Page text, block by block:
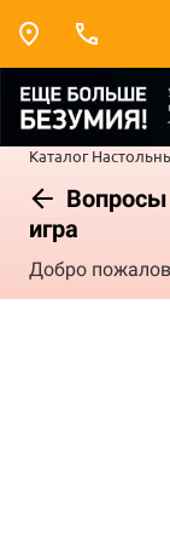
Каталог
Вопросы
игра
Добро